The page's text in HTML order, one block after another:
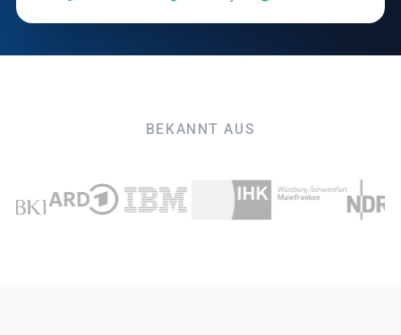
BEKANNT AUS